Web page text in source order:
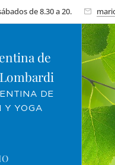
de 8.30 a 20.
de
DE
Y YOGA